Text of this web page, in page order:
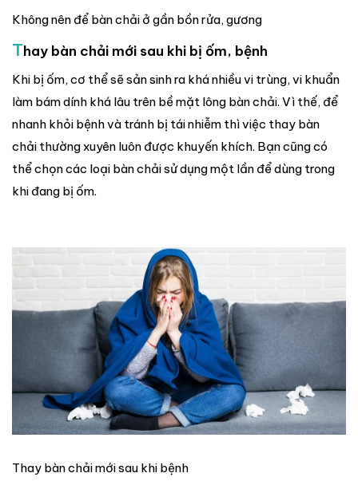
Không nên để bàn chải ở gần bồn rửa, gương
Thay bàn chải mới sau khi bị ốm, bệnh
Khi bị ốm, cơ thể sẽ sản sinh ra khá nhiều vi trùng, vi khuẩn
làm bám dính khá lâu trên bề mặt lông bàn chải. Vì thế, để
nhanh khỏi bệnh và tránh bị tái nhiễm thì việc thay bàn
chải thường xuyên luôn được khuyến khích. Bạn cũng có
thể chọn các loại bàn chải sử dụng một lần để dùng trong
khi đang bị ốm.
Thay bàn chải mới sau khi bệnh